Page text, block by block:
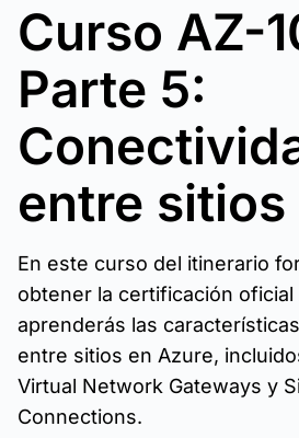
Curso AZ-
Parte 5:
entre sitios
En este curso del itinerario
obtener la certificación oficial
aprenderás las
entre sitios en Azure,
Virtual Network Gateways y
Connections.